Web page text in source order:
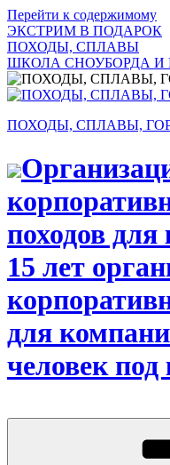
Перейти к содержимому
ЭКСТРИМ В ПОДАРОК
ПОХОДЫ, СПЛАВЫ
ШКОЛА СНОУБОРДА
ПОХОДЫ, СПЛАВЫ,
походов
15 лет
для
человек